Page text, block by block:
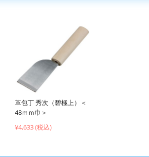
革包丁 秀次（碧極上）＜
48ｍｍ巾＞
¥4,633 (税込)